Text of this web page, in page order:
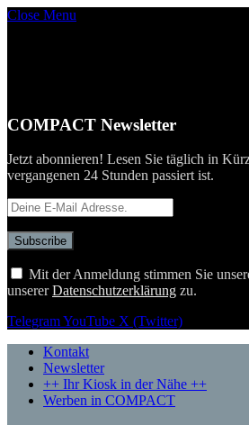
Close Menu
COMPACT Newsletter
Jetzt abonnieren! Lesen Sie täglich in
vergangenen 24 Stunden passiert ist.
Mit der Anmeldung stimmen Sie
unsererDatenschutzerklärung zu.
TelegramYouTube X (Twitter)
Kontakt
Newsletter
++ Ihr Kiosk in der Nähe ++
Werben in COMPACT